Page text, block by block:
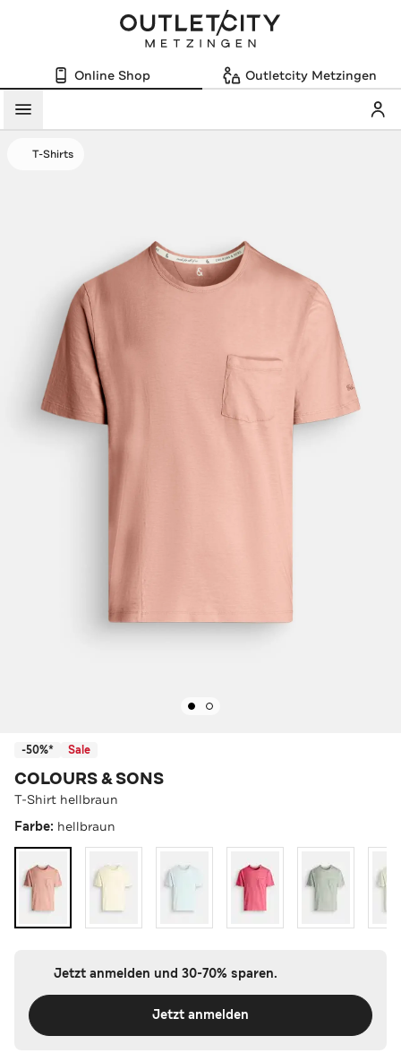
Online Shop Outletcity Metzingen
Menü
T-Shirts
-50%* Sale
COLOURS & SONS
T-Shirt hellbraun
Farbe: hellbraun
Jetzt anmelden und 30-70% sparen.
Jetzt anmelden